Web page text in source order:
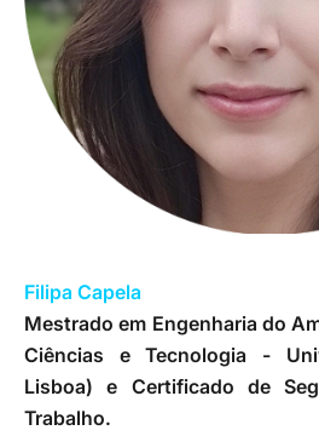
Filipa Capela
Mestrado em Engenharia do
Ciências e Tecnologia -
Lisboa) e Certificado de
Trabalho.